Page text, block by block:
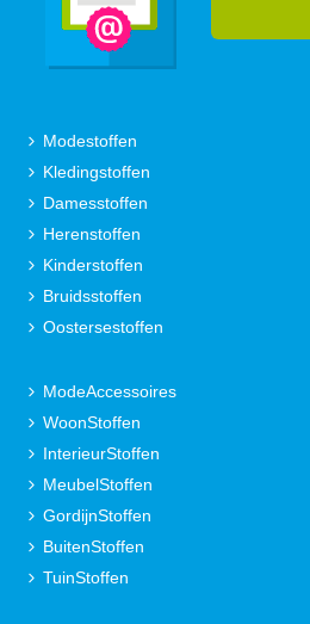
Modestoffen
Kledingstoffen
Damesstoffen
Herenstoffen
Kinderstoffen
Bruidsstoffen
Oostersestoffen
ModeAccessoires
WoonStoffen
InterieurStoffen
MeubelStoffen
GordijnStoffen
BuitenStoffen
TuinStoffen